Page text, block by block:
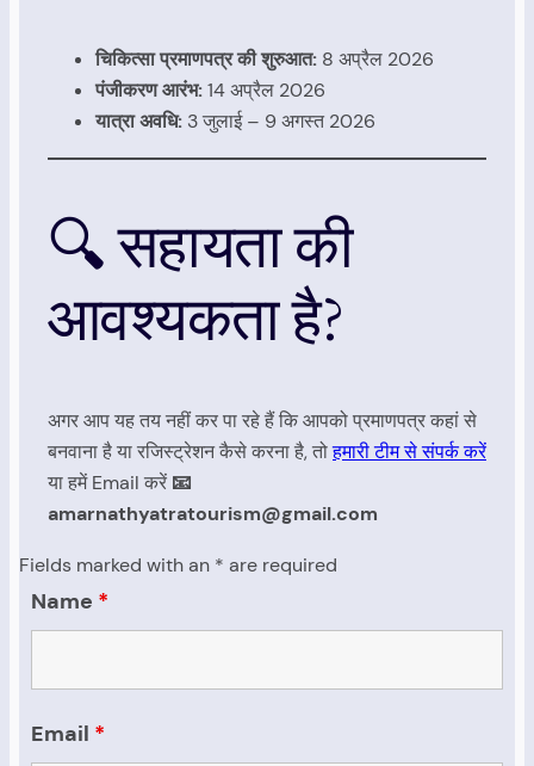
चिकित्सा प्रमाणपत्र की शुरुआत: 8 अप्रैल 2026
पंजीकरण आरंभ:14 अप्रैल 2026
यात्रा अवधि: 3 जुलाई – 9 अगस्त 2026
🔍 सहायता की
आवश्यकता है?
अगर आप यह तय नहीं कर पा रहे हैं कि आपको प्रमाणपत्र कहां से
बनवाना है या रजिस्ट्रेशन कैसे करना है, तोहमारी टीम से संपर्क करें
या हमें Email करें 📧
amarnathyatratourism@gmail.com
Fields marked with an * are required
Name *
Email *